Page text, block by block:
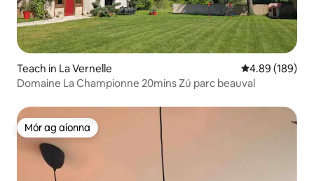
Teach in La Vernelle Meánrátáil
4.89 (189)
Domaine La Championne 20mins Zú parc beauval
Mór ag aíonna
Mór ag aíonna